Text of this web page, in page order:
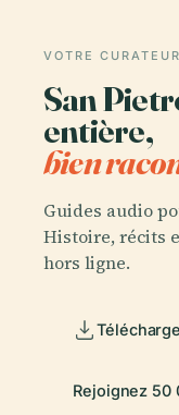
VOTRE
San
entière,
bien
Guides audio
Histoire, récits
hors ligne.
Rejoignez 50